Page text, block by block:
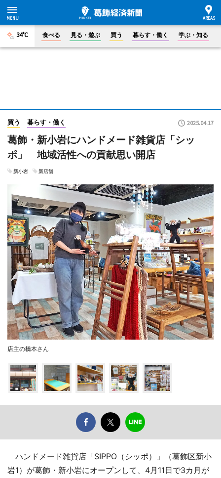
34°C 食べる 見る・遊ぶ 買う 暮らす・働く 学ぶ・知る
買う 暮らす・働く 2025.04.17
葛飾・新小岩にハンドメード雑貨店「シッ
ポ」 地域活性への貢献思い開店
新小岩 新店舗
店主の橋本さん
ハンドメード雑貨店「SIPPO（シッポ）」（葛飾区新小
岩1）が葛飾・新小岩にオープンして、4月11日で3カ月が